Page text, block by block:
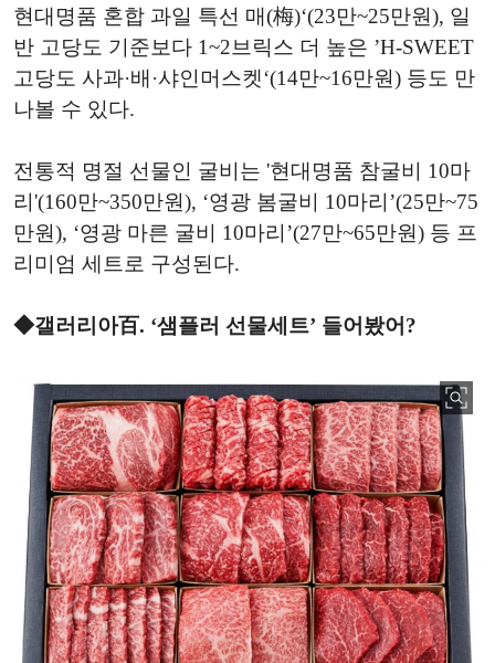
현대명품 혼합 과일 특선 매(梅)‘(23만~25만원), 일
반 고당도 기준보다 1~2브릭스 더 높은 ’H-SWEET
고당도 사과·배·샤인머스켓‘(14만~16만원) 등도 만
나볼 수 있다.
전통적 명절 선물인 굴비는 '현대명품 참굴비 10마
리'(160만~350만원), ‘영광 봄굴비 10마리’(25만~75
만원), ‘영광 마른 굴비 10마리’(27만~65만원) 등 프
리미엄 세트로 구성된다.
◆갤러리아百. ‘샘플러 선물세트’ 들어봤어?